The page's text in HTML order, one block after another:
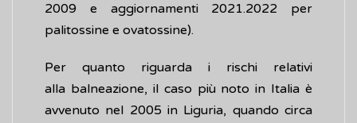
2009 e aggiornamenti 2021.2022 per
palitossine e ovatossine).
Per quanto riguarda i rischi relativi
alla balneazione, il caso più noto in Italia è
avvenuto nel 2005 in Liguria, quando circa